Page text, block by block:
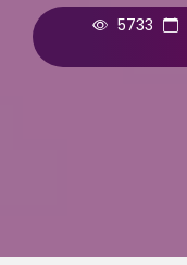
5733